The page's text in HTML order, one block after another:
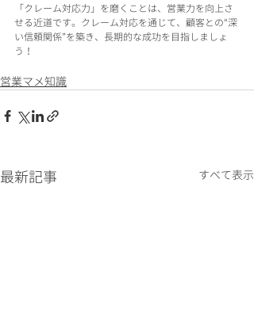
「クレーム対応力」を磨くことは、営業力を向上さ
せる近道です。クレーム対応を通じて、顧客との“深
い信頼関係”を築き、長期的な成功を目指しましょ
う！
営業マメ知識
最新記事 すべて表示